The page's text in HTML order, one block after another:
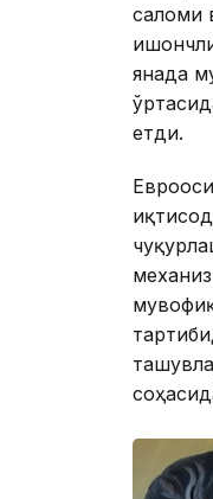
саломи
янада
етди.